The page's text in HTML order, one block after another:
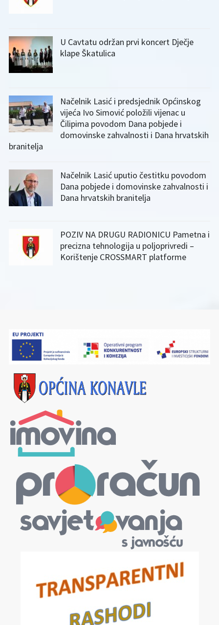
U Cavtatu održan prvi koncert Dječje
klape Škatulica
Načelnik Lasić i predsjednik Općinskog
vijeća Ivo Simović položili vijenac u
Čilipima povodom Dana pobjede i
domovinske zahvalnosti i Dana hrvatskih
branitelja
Načelnik Lasić uputio čestitku povodom
Dana pobjede i domovinske zahvalnosti i
Dana hrvatskih branitelja
POZIV NA DRUGU RADIONICU Pametna i
precizna tehnologija u poljoprivredi –
Korištenje CROSSMART platforme